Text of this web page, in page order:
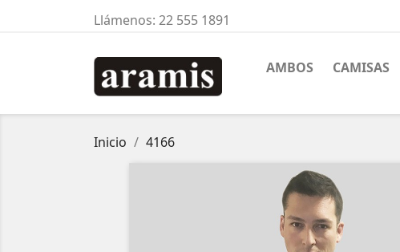
Llámenos: 22 555 1891
AMBOS CAMISAS
Inicio 4166